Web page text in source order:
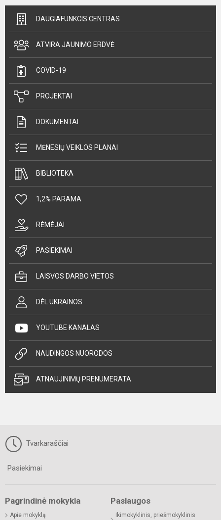
DAUGIAFUNKCIS CENTRAS
ATVIRA JAUNIMO ERDVĖ
COVID-19
PROJEKTAI
DOKUMENTAI
MĖNESIŲ VEIKLOS PLANAI
BIBLIOTEKA
1,2% PARAMA
RĖMĖJAI
PASIEKIMAI
LAISVOS DARBO VIETOS
DĖL UKRAINOS
YOUTUBE KANALAS
NAUDINGOS NUORODOS
ATNAUJINIMŲ PRENUMERATA
Tvarkaraščiai
Pasiekimai
Pagrindinė mokykla
Apie mokyklą
Paslaugos
Ikimokyklinis, priešmokyklinis